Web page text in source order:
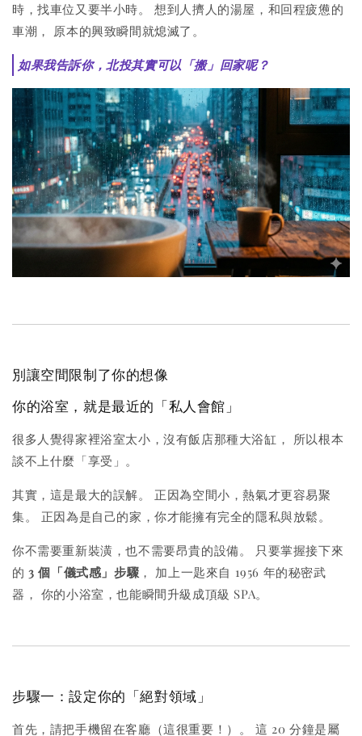
時，找車位又要半小時。 想到人擠人的湯屋，和回程疲憊的
車潮， 原本的興致瞬間就熄滅了。
如果我告訴你，北投其實可以「搬」回家呢？
別讓空間限制了你的想像
你的浴室，就是最近的「私人會館」
很多人覺得家裡浴室太小，沒有飯店那種大浴缸， 所以根本
談不上什麼「享受」。
其實，這是最大的誤解。 正因為空間小，熱氣才更容易聚
集。 正因為是自己的家，你才能擁有完全的隱私與放鬆。
你不需要重新裝潢，也不需要昂貴的設備。 只要掌握接下來
的3 個「儀式感」步驟 ， 加上一匙來自 1956 年的秘密武
器， 你的小浴室，也能瞬間升級成頂級 SPA。
步驟一：設定你的「絕對領域」
首先，請把手機留在客廳（這很重要！）。 這 20 分鐘是屬